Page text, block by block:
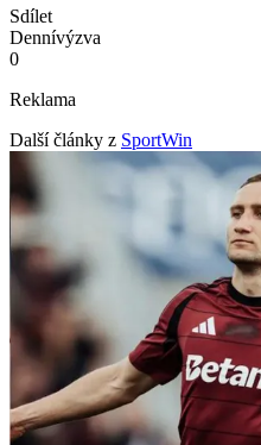
Sdílet
Dennívýzva
0
Reklama
Další články z SportWin